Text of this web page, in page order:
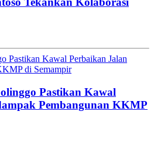
Pastikan Kawal Perbaikan Jalan
di Semampir
Pastikan Kawal
Pembangunan KKMP